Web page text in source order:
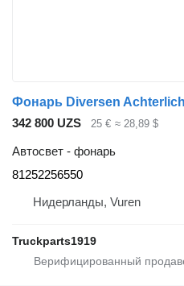
342 800 UZS 25 € ≈ 28,89 $
Автосвет - фонарь
81252256550
Нидерланды, Vuren
Truckparts1919